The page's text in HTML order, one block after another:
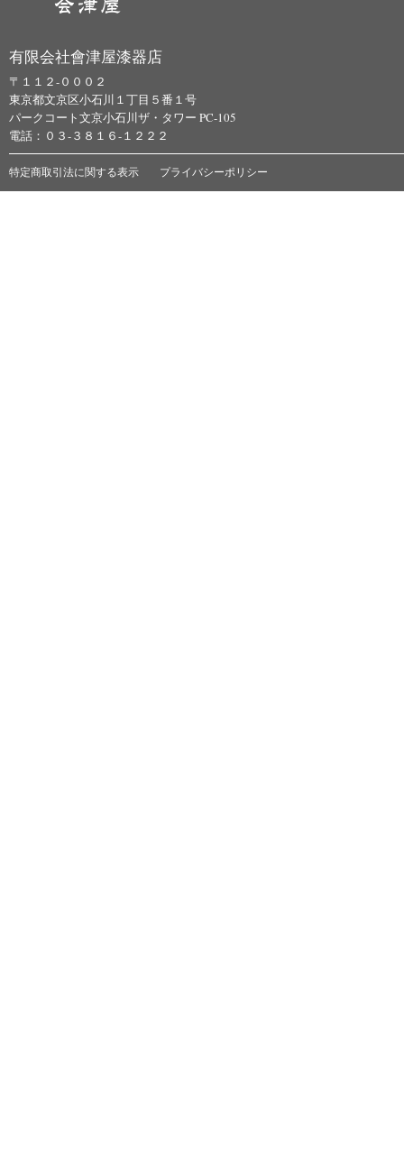
有限会社會津屋漆器店
〒１１２-０００２
東京都文京区小石川１丁目５番１号
パークコート文京小石川ザ・タワー PC-105
電話：０３-３８１６-１２２２
特定商取引法に関する表示 プライバシーポリシー